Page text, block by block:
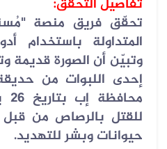
:
تحقّق فريق منصة
المتداولة باستخدام
وتبيّن أن الصورة قديمة
إحدى اللبوات من
للقتل بالرصاص من
حيوانات وبشر للتهديد.